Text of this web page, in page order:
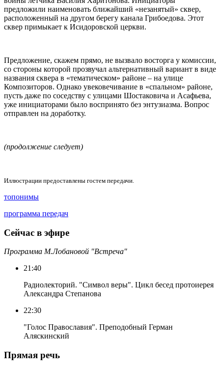
предложили наименовать ближайший «незанятый» сквер,
расположенный на другом берегу канала Грибоедова. Этот
сквер примыкает к Исидоровской церкви.
Предложение, скажем прямо, не вызвало восторга у комиссии,
со стороны которой прозвучал альтернативный вариант в виде
названия сквера в «тематическом» районе – на улице
Композиторов. Однако увековечивание в «спальном» районе,
пусть даже по соседству с улицами Шостаковича и Асафьева,
уже инициаторами было воспринято без энтузиазма. Вопрос
отправлен на доработку.
(продолжение следует)
Иллюстрации предоставлены гостем передачи.
топонимы
программа передач
Сейчас в эфире
Программа М.Лобановой "Встреча"
21:40
Радиолекторий. "Символ веры". Цикл бесед протоиерея
Александра Степанова
22:30
"Голос Православия". Преподобный Герман
Аляскинский
Прямая речь